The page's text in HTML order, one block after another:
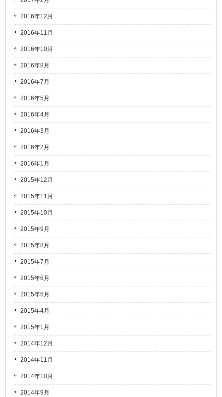
2016年12月
2016年11月
2016年10月
2016年8月
2016年7月
2016年5月
2016年4月
2016年3月
2016年2月
2016年1月
2015年12月
2015年11月
2015年10月
2015年9月
2015年8月
2015年7月
2015年6月
2015年5月
2015年4月
2015年1月
2014年12月
2014年11月
2014年10月
2014年9月